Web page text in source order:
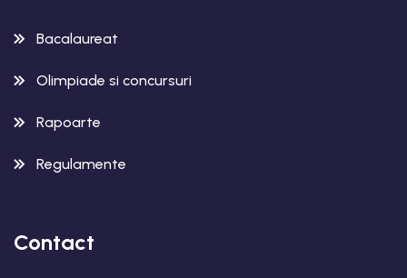
Bacalaureat
Olimpiade si concursuri
Rapoarte
Regulamente
Contact